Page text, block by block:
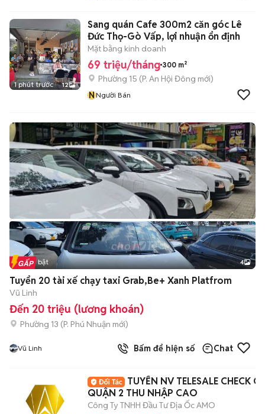
1 phút trước 12
Sang quán Cafe 300m2 căn góc Lê
Đức Thọ-Gò Vấp, lợi nhuận ổn định
Mặt bằng kinh doanh
69 triệu/tháng 300 m²
Phường 15 (P. An Hội Đông mới)
NNgười Bán
Tin nổi bật 4
Tuyển 20 tài xế chạy taxi Grab,Be+ Xanh Platfrom
Vũ Linh
Đến 20 triệu (lương khoán)
Phường 13 (P. Phú Nhuận mới)
Vũ Linh Bấm để hiện số Chat
TUYỂN NV TELESALE CHECK
QUẬN 2 THU NHẬP CAO
Công Ty TNHH Đầu Tư Địa Ốc AMO